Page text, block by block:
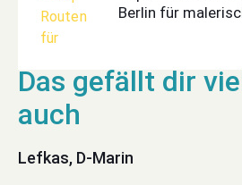
Berlin für
Lefkas, D-Marin